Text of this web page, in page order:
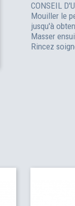
CONSEIL
Mouiller le
jusqu'à
Masser
Rincez